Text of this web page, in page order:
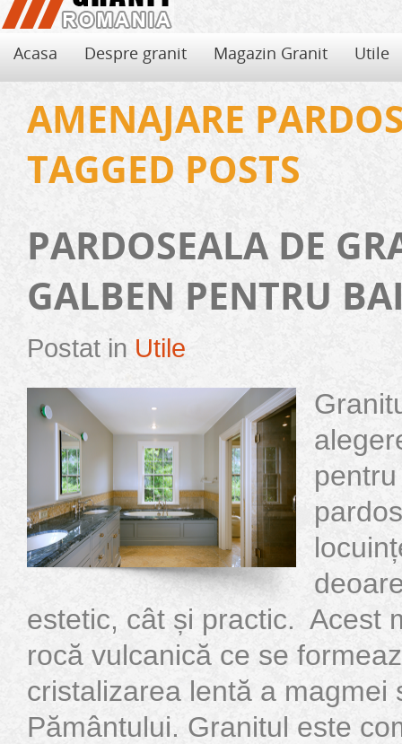
Acasa Despre granit Magazin Granit Utile
Avantajele si dezavantajele granitului
AMENAJARE
TAGGED POSTS
PARDOSEALA DE
GALBEN PENTRU
Postat in Utile
estetic, cât și practic. Acest
rocă vulcanică ce se
cristalizarea lentă a magmei
Pământului. Granitul este